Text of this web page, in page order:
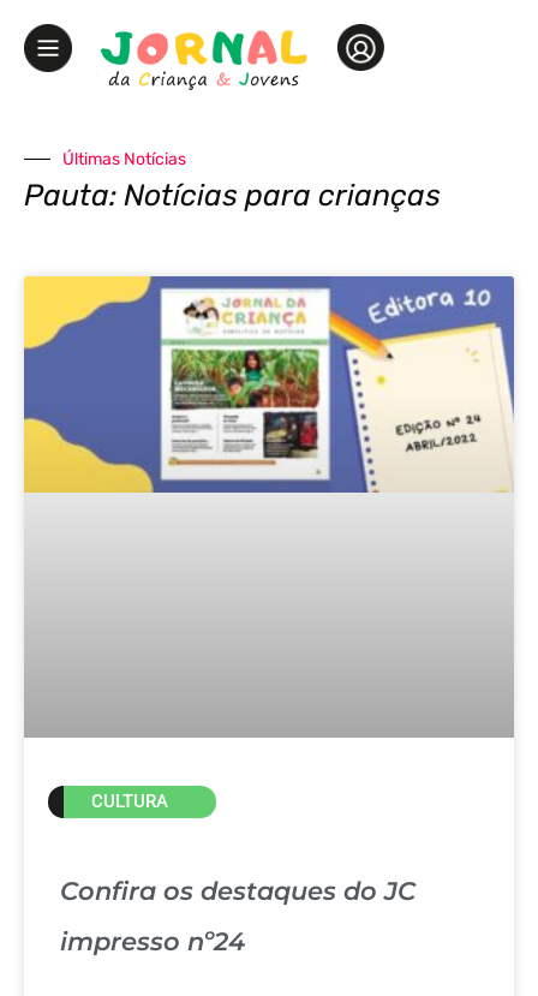
Últimas Notícias
Pauta: Notícias para crianças
CULTURA
Confira os destaques do JC
impresso nº24